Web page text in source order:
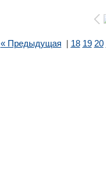
« Предыдущая 18 19 20